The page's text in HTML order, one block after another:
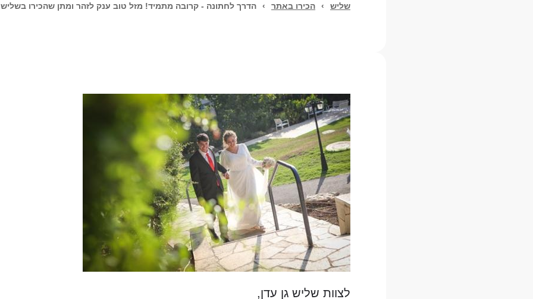
שליש › הכירו באתר › הדרך לחתונה - קרובה מתמיד! מזל טוב ענק לזהר ומתן שהכירו
לצוות שליש גן עדן,